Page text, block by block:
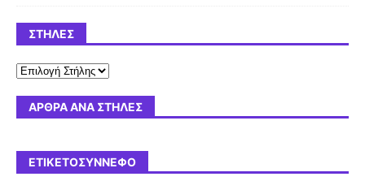
ΣΤΉΛΕΣ
ΆΡΘΡΑ ΑΝΆ ΣΤΉΛΕΣ
ΕΤΙΚΕΤΟΣΎΝΝΕΦΟ